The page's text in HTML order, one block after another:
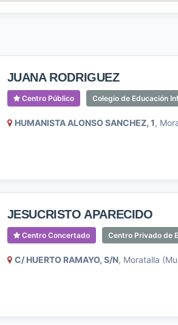
JUANA RODRIGUEZ
Centro Público Colegio de Educación
HUMANISTA ALONSO SANCHEZ, 1,
JESUCRISTO APARECIDO
Centro Concertado Centro Privado de
C/ HUERTO RAMAYO, S/N, Moratalla